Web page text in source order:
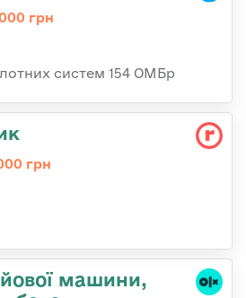
грн
систем 154 ОМБр
грн
машини,